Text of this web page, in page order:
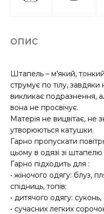
ОПИС
Штапель – м’який,
струмує по тілу,
викликає подразнення,
вона не просвічує.
Матерія не вицвітає, не
утворюються катушки.
Гарно пропускати
цьому в одязі зі
Гарно підходить для :
• жіночого одягу: блуз,
спідниць, топів;
• дитячого одягу:
• сучасних легких